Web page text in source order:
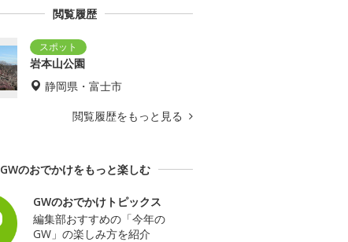
閲覧履歴
岩本山公園
静岡県・富士市
閲覧履歴をもっと見る
GWのおでかけをもっと楽しむ
GWのおでかけトピックス
編集部おすすめの「今年の
GW」の楽しみ方を紹介